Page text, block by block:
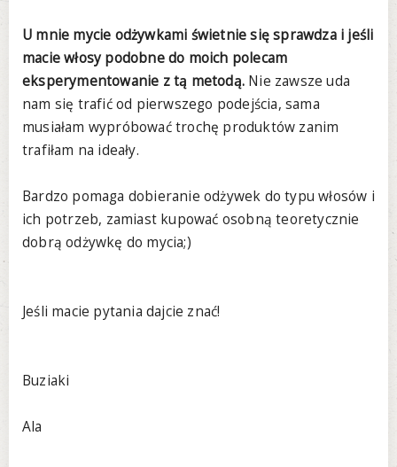
U mnie mycie odżywkami świetnie się sprawdza i jeśli
macie włosy podobne do moich polecam
eksperymentowanie z tą metodą. Nie zawsze uda
nam się trafić od pierwszego podejścia, sama
musiałam wypróbować trochę produktów zanim
trafiłam na ideały.
Bardzo pomaga dobieranie odżywek do typu włosów i
ich potrzeb, zamiast kupować osobną teoretycznie
dobrą odżywkę do mycia;)
Jeśli macie pytania dajcie znać!
Buziaki
Ala